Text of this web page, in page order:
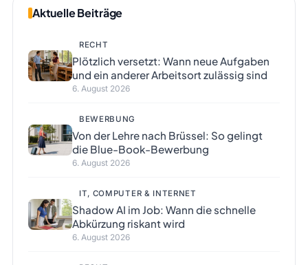
Aktuelle Beiträge
RECHT
Plötzlich versetzt: Wann neue Aufgaben
und ein anderer Arbeitsort zulässig sind
6. August 2026
BEWERBUNG
Von der Lehre nach Brüssel: So gelingt
die Blue-Book-Bewerbung
6. August 2026
IT, COMPUTER & INTERNET
Shadow AI im Job: Wann die schnelle
Abkürzung riskant wird
6. August 2026